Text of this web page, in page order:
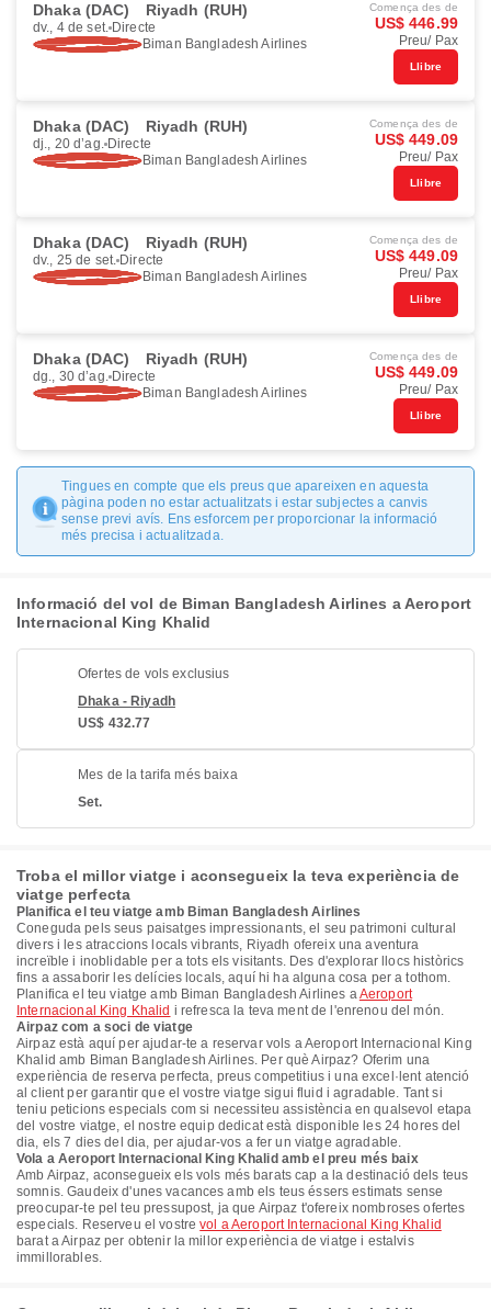
Dhaka (DAC) Riyadh (RUH)
dv., 4 de set. Directe
Biman Bangladesh Airlines
Comença des de
US$ 446.99
Preu/ Pax
Llibre
Dhaka (DAC) Riyadh (RUH)
dj., 20 d’ag. Directe
Biman Bangladesh Airlines
Comença des de
US$ 449.09
Preu/ Pax
Llibre
Dhaka (DAC) Riyadh (RUH)
dv., 25 de set. Directe
Biman Bangladesh Airlines
Comença des de
US$ 449.09
Preu/ Pax
Llibre
Dhaka (DAC) Riyadh (RUH)
dg., 30 d’ag. Directe
Biman Bangladesh Airlines
Comença des de
US$ 449.09
Preu/ Pax
Llibre
Tingues en compte que els preus que apareixen en aquesta
pàgina poden no estar actualitzats i estar subjectes a canvis
sense previ avís. Ens esforcem per proporcionar la informació
més precisa i actualitzada.
Informació del vol de Biman Bangladesh Airlines a Aeroport
Internacional King Khalid
Ofertes de vols exclusius
Dhaka - Riyadh
US$ 432.77
Mes de la tarifa més baixa
Set.
Troba el millor viatge i aconsegueix la teva experiència de
viatge perfecta
Planifica el teu viatge amb Biman Bangladesh Airlines
Coneguda pels seus paisatges impressionants, el seu patrimoni cultural
divers i les atraccions locals vibrants, Riyadh ofereix una aventura
increïble i inoblidable per a tots els visitants. Des d'explorar llocs històrics
fins a assaborir les delícies locals, aquí hi ha alguna cosa per a tothom.
Planifica el teu viatge amb Biman Bangladesh Airlines aAeroport
Internacional King Khalid i refresca la teva ment de l'enrenou del món.
Airpaz com a soci de viatge
Airpaz està aquí per ajudar-te a reservar vols a Aeroport Internacional King
Khalid amb Biman Bangladesh Airlines. Per què Airpaz? Oferim una
experiència de reserva perfecta, preus competitius i una excel·lent atenció
al client per garantir que el vostre viatge sigui fluid i agradable. Tant si
teniu peticions especials com si necessiteu assistència en qualsevol etapa
del vostre viatge, el nostre equip dedicat està disponible les 24 hores del
dia, els 7 dies del dia, per ajudar-vos a fer un viatge agradable.
Vola a Aeroport Internacional King Khalid amb el preu més baix
Amb Airpaz, aconsegueix els vols més barats cap a la destinació dels teus
somnis. Gaudeix d'unes vacances amb els teus éssers estimats sense
preocupar-te pel teu pressupost, ja que Airpaz t'ofereix nombroses ofertes
especials. Reserveu el vostrevol a Aeroport Internacional King Khalid
barat a Airpaz per obtenir la millor experiència de viatge i estalvis
immillorables.